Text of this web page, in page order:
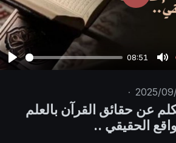
08:51
u
e
P
y
2025/
·
عن حقائق القرآن بالعلم
الحقيقي ..